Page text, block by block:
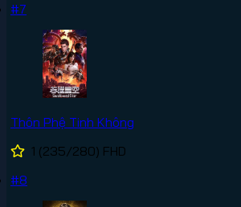
#7
Thôn Phệ Tinh Không
1 (235/280) FHD
#8